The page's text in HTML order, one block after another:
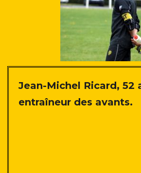
Jean-Michel Ricard, 52
entraîneur des avants.